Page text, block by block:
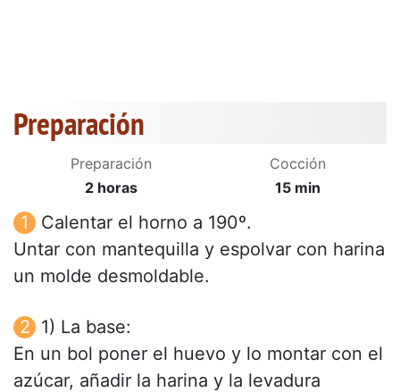
Preparación
Preparación
2 horas
Cocción
15 min
Calentar el horno a 190º.
Untar con mantequilla y espolvar con harina
un molde desmoldable.
1) La base:
En un bol poner el huevo y lo montar con el
azúcar, añadir la harina y la levadura